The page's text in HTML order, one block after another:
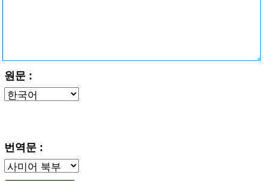
원문 :
번역문 :